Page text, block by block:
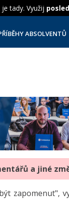
tady. Využij
ABSOLVENTŮ
a jiné
zapomenut",